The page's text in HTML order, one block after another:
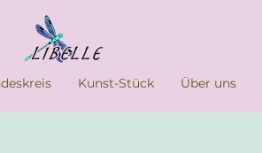
Kunst-Stück Über uns